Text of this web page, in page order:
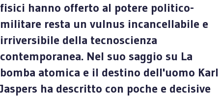
fisici hanno offerto al potere politico-
militare resta un vulnus incancellabile e
irriversibile della tecnoscienza
contemporanea. Nel suo saggio su La
bomba atomica e il destino dell'uomo Karl
Jaspers ha descritto con poche e decisive